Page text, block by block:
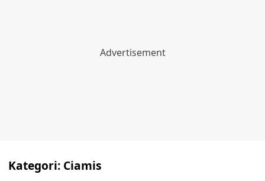
Kategori: Ciamis